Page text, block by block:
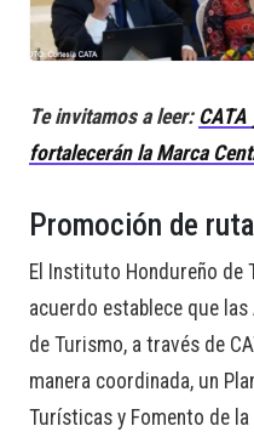
Te invitamos a leer: CATA
fortalecerán la Marca
Promoción de
El Instituto Hondureño de
acuerdo establece que
de Turismo, a través de
manera coordinada, un
Turísticas y Fomento de